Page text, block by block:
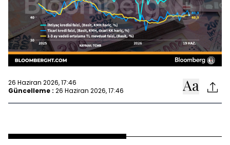
26 Haziran 2026, 17:46
Güncelleme : 26 Haziran 2026, 17:46